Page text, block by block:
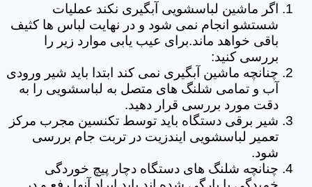
اگر ماشین لباسشویی آبگیری نکند عملیات
شستشو انجام نمی شود و در نهایت لباس ها کثیف
باقی خواهد ماند.برای عیب یابی موارد زیر را
بررسی کنید:
چنانچه ماشین آبگیری نمی کند ابتدا باید شیر ورودی
آب و تمامی شلنگ های متصل به لباسشویی را به
دقت مورد بررسی قرار دهید.
شیر برقی دستگاه باید توسط تکنسین مجرب مرکز
تعمیر لباسشویی ایندزیت در تربت جام بررسی
شود.
چنانچه شلنگ های دستگاه دچار پیچ خوردگی